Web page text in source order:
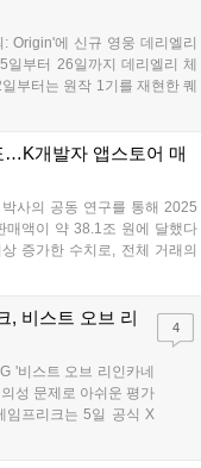
Origin'에 신규 영웅 데리엘리
일부터 26일까지 데리엘리 체
부터는 원작 1기를 재현한 퀘
혼돈'이 열린다. 또한 12일부
더한 전략적 전투와 풍성한
…K개발자 앱스토어 매
사의 공동 연구를 통해 2025
매액이 약 38.1조 원에 달했다
증가한 수치로, 전체 거래의
다. 특히 소규모 개발자의 매
앞으로도 개발자 커뮤니티의
, 비스트 오브 리
'비스트 오브 리인카네
성 문제로 아쉬운 평가
임프리크는 5일 공식 X
확대, 스토리 템포 개
4